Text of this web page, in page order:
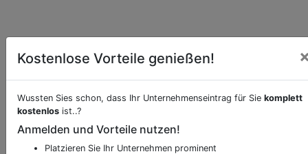
Beschreibung & Services von
Bücherei-Bücherhalle
Kostenlose Vorteile genießen!
Wussten Sies schon, dass Ihr Unternehmenseintrag für Sie komplett
kostenlos ist..?
Anmelden und Vorteile nutzen!
Platzieren Sie Ihr Unternehmen prominent